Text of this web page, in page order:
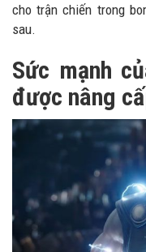
cho trận chiến trong
sau.
Sức mạnh
được nâng